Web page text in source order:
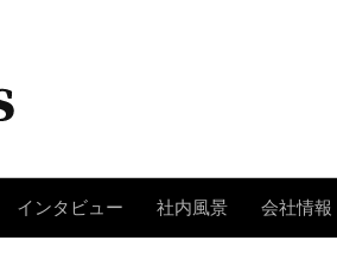
インタビュー 社内風景 会社情報